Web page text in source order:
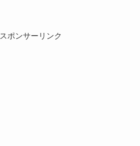
スポンサーリンク